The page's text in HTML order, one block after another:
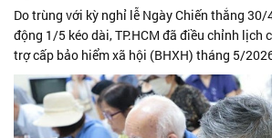
Do trùng với kỳ nghỉ lễ Ngày Chiến thắng 30/
động 1/5 kéo dài, TP.HCM đã điều chỉnh lịch
trợ cấp bảo hiểm xã hội (BHXH) tháng 5/
quyền lợi cho người hưởng.